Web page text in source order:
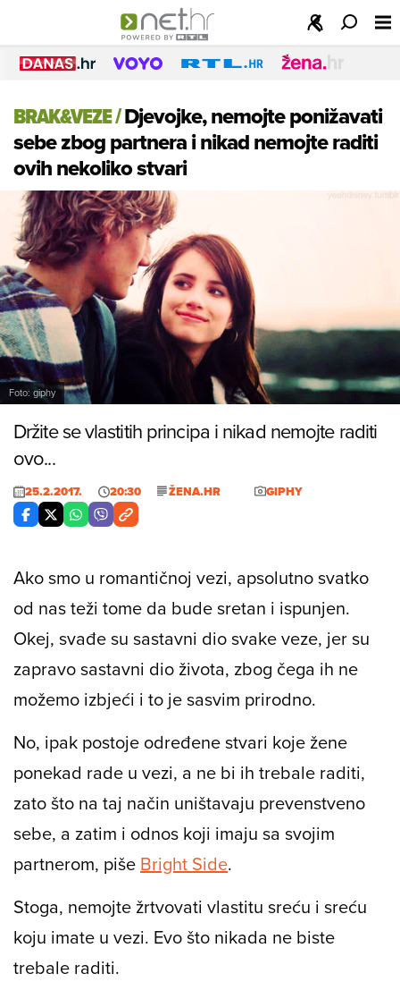
BRAK&VEZE/Djevojke, nemojte ponižavati
sebe zbog partnera i nikad nemojte raditi
ovih nekoliko stvari
Foto: giphy
Držite se vlastitih principa i nikad nemojte raditi
ovo...
25.2.2017. 20:30 ŽENA.HR GIPHY
Ako smo u romantičnoj vezi, apsolutno svatko
od nas teži tome da bude sretan i ispunjen.
Okej, svađe su sastavni dio svake veze, jer su
zapravo sastavni dio života, zbog čega ih ne
možemo izbjeći i to je sasvim prirodno.
No, ipak postoje određene stvari koje žene
ponekad rade u vezi, a ne bi ih trebale raditi,
zato što na taj način uništavaju prevenstveno
sebe, a zatim i odnos koji imaju sa svojim
partnerom, piše Bright Side.
Stoga, nemojte žrtvovati vlastitu sreću i sreću
koju imate u vezi. Evo što nikada ne biste
trebale raditi.